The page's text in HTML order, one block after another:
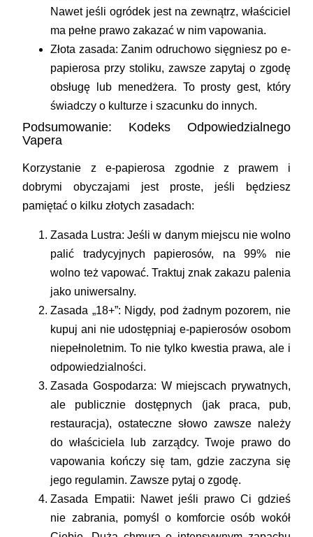
Nawet jeśli ogródek jest na zewnątrz, właściciel
ma pełne prawo zakazać w nim vapowania.
Złota zasada: Zanim odruchowo sięgniesz po e-
papierosa przy stoliku, zawsze zapytaj o zgodę
obsługę lub menedżera. To prosty gest, który
świadczy o kulturze i szacunku do innych.
Podsumowanie: Kodeks Odpowiedzialnego
Vapera
Korzystanie z e-papierosa zgodnie z prawem i
dobrymi obyczajami jest proste, jeśli będziesz
pamiętać o kilku złotych zasadach:
Zasada Lustra: Jeśli w danym miejscu nie wolno
palić tradycyjnych papierosów, na 99% nie
wolno też vapować. Traktuj znak zakazu palenia
jako uniwersalny.
Zasada „18+”: Nigdy, pod żadnym pozorem, nie
kupuj ani nie udostępniaj e-papierosów osobom
niepełnoletnim. To nie tylko kwestia prawa, ale i
odpowiedzialności.
Zasada Gospodarza: W miejscach prywatnych,
ale publicznie dostępnych (jak praca, pub,
restauracja), ostateczne słowo zawsze należy
do właściciela lub zarządcy. Twoje prawo do
vapowania kończy się tam, gdzie zaczyna się
jego regulamin. Zawsze pytaj o zgodę.
Zasada Empatii: Nawet jeśli prawo Ci gdzieś
nie zabrania, pomyśl o komforcie osób wokół